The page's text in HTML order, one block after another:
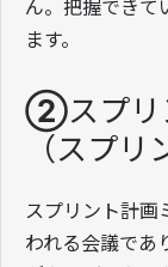
ん。把握できて
ます。
②スプリ
（スプリ
スプリント計画
われる会議であ